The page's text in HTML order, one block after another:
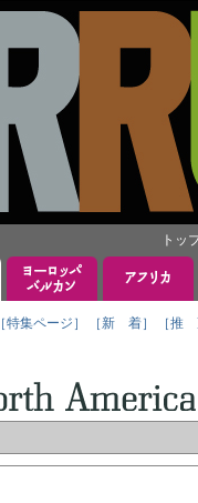
トッ
［特集ページ］ ［新 着］ ［推